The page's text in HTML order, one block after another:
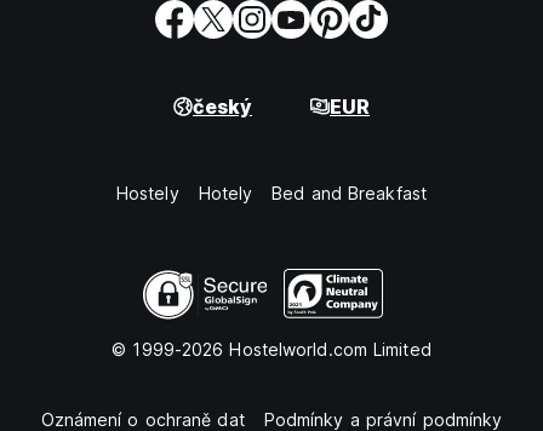
český EUR
Hostely Hotely Bed and Breakfast
© 1999-2026 Hostelworld.com Limited
Oznámení o ochraně dat Podmínky a právní podmínky